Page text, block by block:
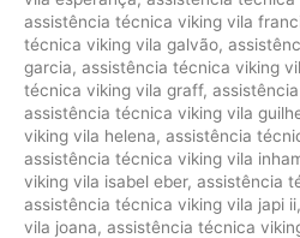
assistência técnica viking vila
técnica viking vila galvão,
garcia, assistência técnica viking
técnica viking vila graff,
assistência técnica viking vila
viking vila helena, assistência
assistência técnica viking vila
viking vila isabel eber, assistência
assistência técnica viking vila japi ii,
vila joana, assistência técnica